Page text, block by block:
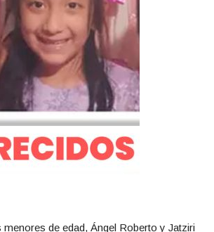
de edad, Ángel Roberto y Jatziri